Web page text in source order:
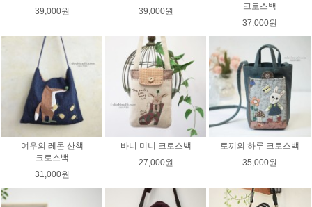
39,000원
39,000원
크로스백
37,000원
여우의 레몬 산책
크로스백
31,000원
바니 미니 크로스백
27,000원
토끼의 하루 크로스백
35,000원